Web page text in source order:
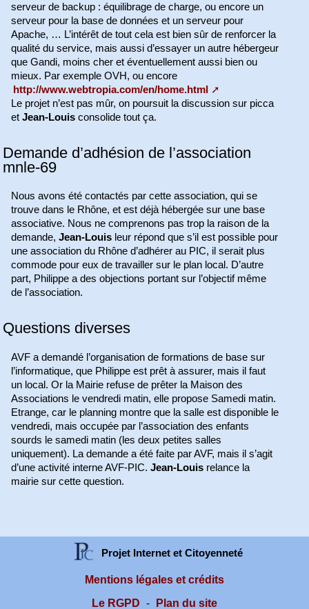
serveur de backup : équilibrage de charge, ou encore un
serveur pour la base de données et un serveur pour
Apache, … L’intérêt de tout cela est bien sûr de renforcer la
qualité du service, mais aussi d’essayer un autre hébergeur
que Gandi, moins cher et éventuellement aussi bien ou
mieux. Par exemple OVH, ou encore
http://www.webtropia.com/en/home.html
Le projet n’est pas mûr, on poursuit la discussion sur picca
etJean-Louis consolide tout ça.
Demande d’adhésion de l’association
mnle-69
Nous avons été contactés par cette association, qui se
trouve dans le Rhône, et est déjà hébergée sur une base
associative. Nous ne comprenons pas trop la raison de la
demande, Jean-Louis leur répond que s’il est possible pour
une association du Rhône d’adhérer au PIC, il serait plus
commode pour eux de travailler sur le plan local. D’autre
part, Philippe a des objections portant sur l’objectif même
de l’association.
Questions diverses
AVF a demandé l’organisation de formations de base sur
l’informatique, que Philippe est prêt à assurer, mais il faut
un local. Or la Mairie refuse de prêter la Maison des
Associations le vendredi matin, elle propose Samedi matin.
Etrange, car le planning montre que la salle est disponible le
vendredi, mais occupée par l’association des enfants
sourds le samedi matin (les deux petites salles
uniquement). La demande a été faite par AVF, mais il s’agit
d’une activité interne AVF-PIC. Jean-Louis relance la
mairie sur cette question.
Projet Internet et Citoyenneté
Mentions légales et crédits
Le RGPD
- Plan du site